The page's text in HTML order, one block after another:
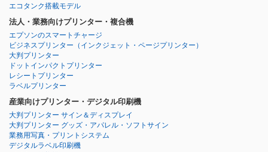
エコタンク搭載モデル
法人・業務向けプリンター・複合機
エプソンのスマートチャージ
ビジネスプリンター （インクジェット・ページプリンター）
大判プリンター
ドットインパクトプリンター
レシートプリンター
ラベルプリンター
産業向けプリンター・デジタル印刷機
大判プリンター サイン＆ディスプレイ
大判プリンター グッズ・アパレル・ソフトサイン
業務用写真・プリントシステム
デジタルラベル印刷機